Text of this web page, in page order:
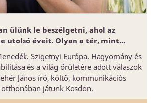
ülünk le beszélgetni, ahol az
utolsó éveit. Olyan a tér, mint...
Szigetnyi Európa. Hagyomány és
és a világ őrületére adott válaszok
János író, költő, kommunikációs
játunk Kosdon.